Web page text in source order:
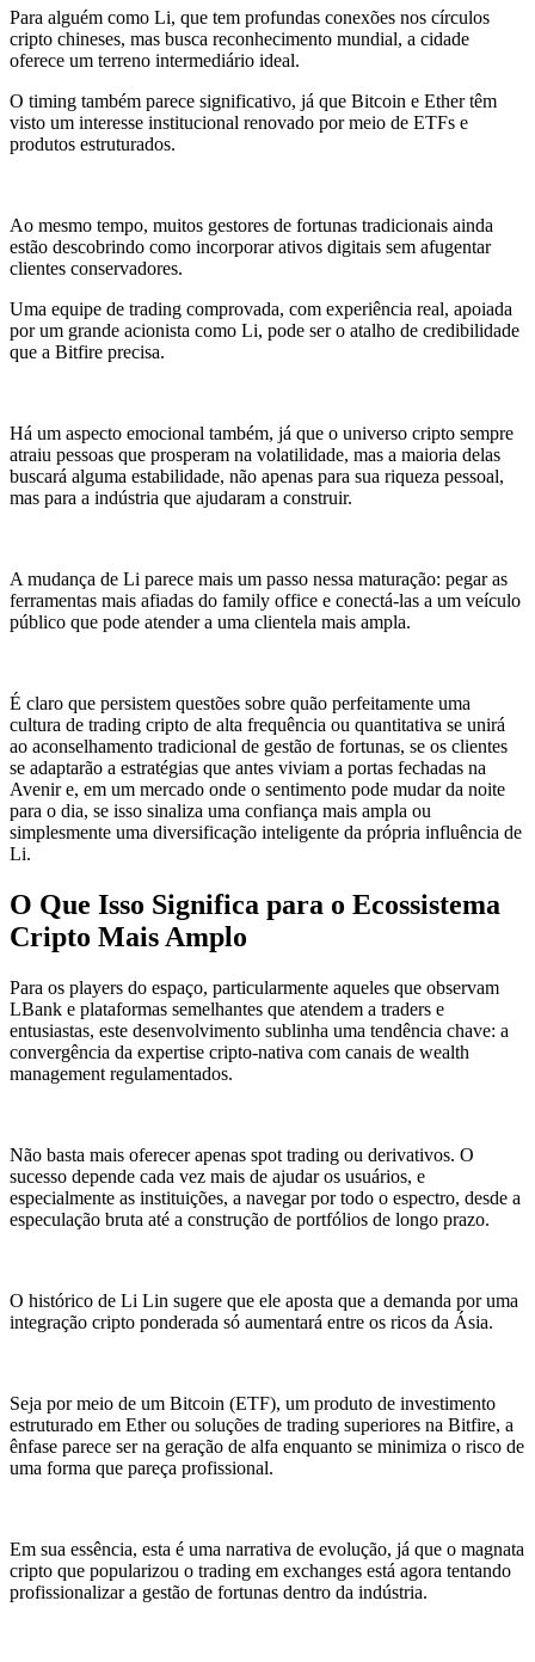
Para alguém como Li, que tem profundas conexões nos círculos
cripto chineses, mas busca reconhecimento mundial, a cidade
oferece um terreno intermediário ideal.
O timing também parece significativo, já que Bitcoin e Ether têm
visto um interesse institucional renovado por meio de ETFs e
produtos estruturados.
Ao mesmo tempo, muitos gestores de fortunas tradicionais ainda
estão descobrindo como incorporar ativos digitais sem afugentar
clientes conservadores.
Uma equipe de trading comprovada, com experiência real, apoiada
por um grande acionista como Li, pode ser o atalho de credibilidade
que a Bitfire precisa.
Há um aspecto emocional também, já que o universo cripto sempre
atraiu pessoas que prosperam na volatilidade, mas a maioria delas
buscará alguma estabilidade, não apenas para sua riqueza pessoal,
mas para a indústria que ajudaram a construir.
A mudança de Li parece mais um passo nessa maturação: pegar as
ferramentas mais afiadas do family office e conectá-las a um veículo
público que pode atender a uma clientela mais ampla.
É claro que persistem questões sobre quão perfeitamente uma
cultura de trading cripto de alta frequência ou quantitativa se unirá
ao aconselhamento tradicional de gestão de fortunas, se os clientes
se adaptarão a estratégias que antes viviam a portas fechadas na
Avenir e, em um mercado onde o sentimento pode mudar da noite
para o dia, se isso sinaliza uma confiança mais ampla ou
simplesmente uma diversificação inteligente da própria influência de
Li.
O Que Isso Significa para o Ecossistema
Cripto Mais Amplo
Para os players do espaço, particularmente aqueles que observam
LBank e plataformas semelhantes que atendem a traders e
entusiastas, este desenvolvimento sublinha uma tendência chave: a
convergência da expertise cripto-nativa com canais de wealth
management regulamentados.
Não basta mais oferecer apenas spot trading ou derivativos. O
sucesso depende cada vez mais de ajudar os usuários, e
especialmente as instituições, a navegar por todo o espectro, desde a
especulação bruta até a construção de portfólios de longo prazo.
O histórico de Li Lin sugere que ele aposta que a demanda por uma
integração cripto ponderada só aumentará entre os ricos da Ásia.
Seja por meio de um Bitcoin (ETF), um produto de investimento
estruturado em Ether ou soluções de trading superiores na Bitfire, a
ênfase parece ser na geração de alfa enquanto se minimiza o risco de
uma forma que pareça profissional.
Em sua essência, esta é uma narrativa de evolução, já que o magnata
cripto que popularizou o trading em exchanges está agora tentando
profissionalizar a gestão de fortunas dentro da indústria.